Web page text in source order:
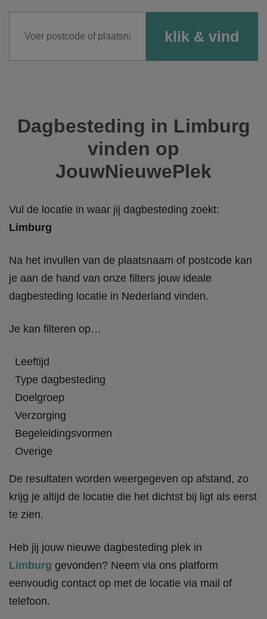
Dagbesteding in Limburg
vinden op
JouwNieuwePlek
Vul de locatie in waar jij dagbesteding zoekt:
Limburg
Na het invullen van de plaatsnaam of postcode kan
je aan de hand van onze filters jouw ideale
dagbesteding locatie in Nederland vinden.
Je kan filteren op…
Leeftijd
Type dagbesteding
Doelgroep
Verzorging
Begeleidingsvormen
Overige
De resultaten worden weergegeven op afstand, zo
krijg je altijd de locatie die het dichtst bij ligt als eerst
te zien.
Heb jij jouw nieuwe dagbesteding plek in
Limburg gevonden? Neem via ons platform
eenvoudig contact op met de locatie via mail of
telefoon.